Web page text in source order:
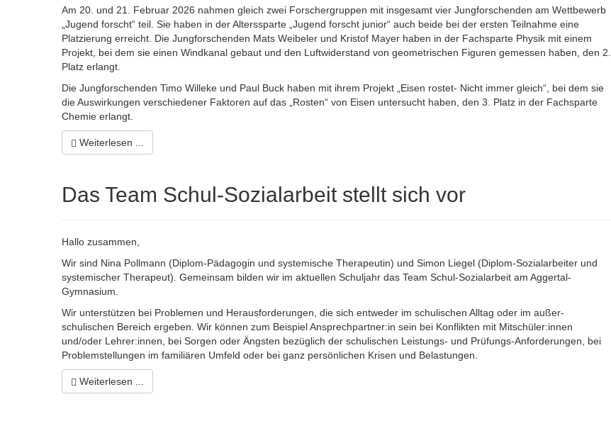
Am 20. und 21. Februar 2026 nahmen gleich zwei Forschergruppen mit insgesamt vier Jungforschenden am Wettbewerb
„Jugend forscht“ teil. Sie haben in der Alterssparte „Jugend forscht junior“ auch beide bei der ersten Teilnahme eine
Platzierung erreicht. Die Jungforschenden Mats Weibeler und Kristof Mayer haben in der Fachsparte Physik mit einem
Projekt, bei dem sie einen Windkanal gebaut und den Luftwiderstand von geometrischen Figuren gemessen haben, den 2.
Platz erlangt.
Die Jungforschenden Timo Willeke und Paul Buck haben mit ihrem Projekt „Eisen rostet- Nicht immer gleich“, bei dem sie
die Auswirkungen verschiedener Faktoren auf das „Rosten“ von Eisen untersucht haben, den 3. Platz in der Fachsparte
Chemie erlangt.
Weiterlesen ...
Das Team Schul-Sozialarbeit stellt sich vor
Hallo zusammen,
Wir sind Nina Pollmann (Diplom-Pädagogin und systemische Therapeutin) und Simon Liegel (Diplom-Sozialarbeiter und
systemischer Therapeut). Gemeinsam bilden wir im aktuellen Schuljahr das Team Schul-Sozialarbeit am Aggertal-
Gymnasium.
Wir unterstützen bei Problemen und Herausforderungen, die sich entweder im schulischen Alltag oder im außer-
schulischen Bereich ergeben. Wir können zum Beispiel Ansprechpartner:in sein bei Konflikten mit Mitschüler:innen
und/oder Lehrer:innen, bei Sorgen oder Ängsten bezüglich der schulischen Leistungs- und Prüfungs-Anforderungen, bei
Problemstellungen im familiären Umfeld oder bei ganz persönlichen Krisen und Belastungen.
Weiterlesen ...